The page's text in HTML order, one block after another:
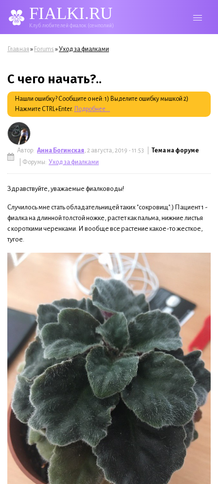
FIALKI.RU
Клуб любителей фиалок (сенполий)
Вы здесь
Главная » Forums »Уход за фиалками
С чего начать?..
Нашли ошибку? Сообщите о ней: 1) Выделите ошибку мышкой 2)
Нажмите CTRL+Enter. Подробнее...
Автор: Анна Богинская, 2 августа, 2019 - 11:53 | Тема на форуме
| Форумы: Уход за фиалками
Здравствуйте, уважаемые фиалководы!
Случилось мне стать обладательницей таких "сокровищ":) Пациент 1 -
фиалка на длинной толстой ножке, растет как пальма, нижние листья
с короткими черенками. И вообще все растение какое-то жесткое,
тугое.